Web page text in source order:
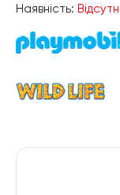
Наявність: